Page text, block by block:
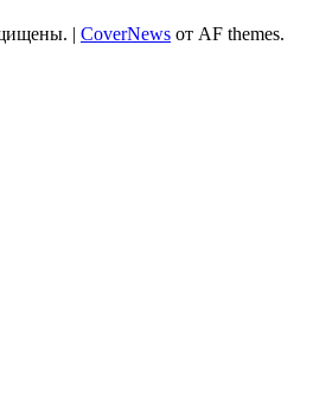
| CoverNews от AF themes.